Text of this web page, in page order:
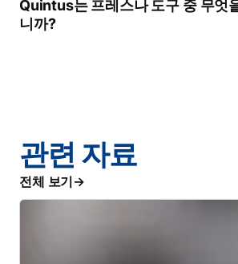
Quintus는 프레스나 도구 중 무엇
니까?
관련 자료
전체 보기